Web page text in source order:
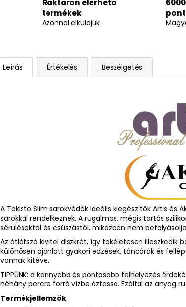
Raktáron elérhető
termékek
Azonnal elküldjük
pont
Leírás Értékelés Beszélgetés
A Takisto Slim sarokvédők ideális kiegészítők Artis és
sarokkal rendelkeznek. A rugalmas, mégis tartós
sérülésektől és csúszástól, miközben nem
Az átlátszó kivitel diszkrét, így tökéletesen illeszkedik
különösen ajánlott gyakori edzések, táncórák és
vannak kitéve.
TIPPÜNK: a könnyebb és pontosabb felhelyezés
néhány percre forró vízbe áztassa. Ezáltal az anyag
Termékjellemzők